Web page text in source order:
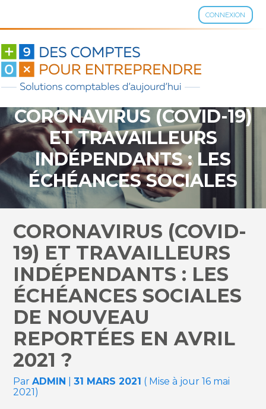
CONNEXION
Aller
contenu
CORONAVIRUS (COVID-19)
ET TRAVAILLEURS
INDÉPENDANTS : LES
ÉCHÉANCES SOCIALES
DE NOUVEAU
REPORTÉES EN AVRIL
2021 ?
CORONAVIRUS (COVID-
19) ET TRAVAILLEURS
INDÉPENDANTS : LES
ÉCHÉANCES SOCIALES
DE NOUVEAU
REPORTÉES EN AVRIL
2021 ?
ParADMIN |31 MARS 2021 ( Mise à jour 16 mai
2021)